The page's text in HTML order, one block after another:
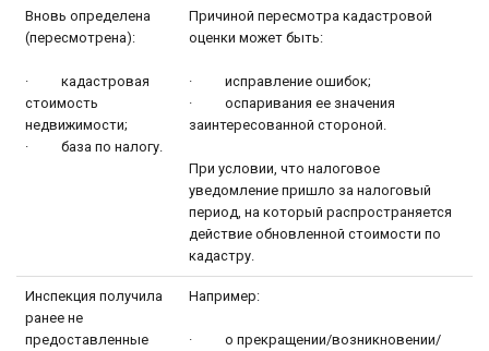
Вновь определена
(пересмотрена):
· кадастровая
стоимость
недвижимости;
· база по налогу.
Причиной пересмотра кадастровой
оценки может быть:
· исправление ошибок;
· оспаривания ее значения
заинтересованной стороной.
При условии, что налоговое
уведомление пришло за налоговый
период, на который распространяется
действие обновленной стоимости по
кадастру.
Инспекция получила
ранее не
предоставленные
Например:
· о прекращении/возникновении/